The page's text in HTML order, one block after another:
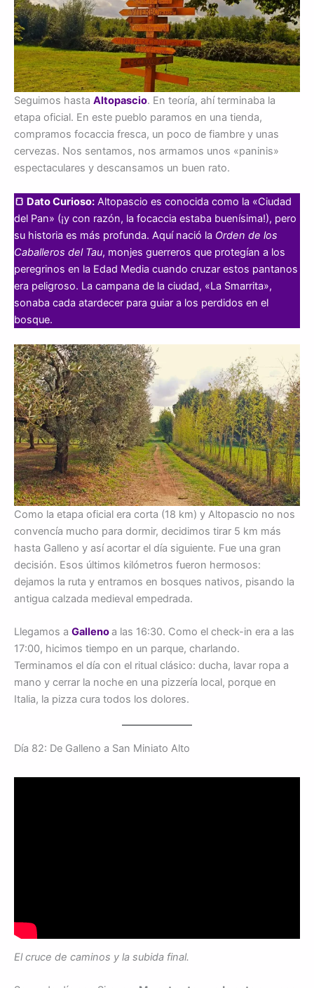
Seguimos hasta Altopascio. En teoría, ahí terminaba la
etapa oficial. En este pueblo paramos en una tienda,
compramos focaccia fresca, un poco de fiambre y unas
cervezas. Nos sentamos, nos armamos unos «paninis»
espectaculares y descansamos un buen rato.
🍞 Dato Curioso: Altopascio es conocida como la «Ciudad
del Pan» (¡y con razón, la focaccia estaba buenísima!), pero
su historia es más profunda. Aquí nació la Orden de los
Caballeros del Tau, monjes guerreros que protegían a los
peregrinos en la Edad Media cuando cruzar estos pantanos
era peligroso. La campana de la ciudad, «La Smarrita»,
sonaba cada atardecer para guiar a los perdidos en el
bosque.
Como la etapa oficial era corta (18 km) y Altopascio no nos
convencía mucho para dormir, decidimos tirar 5 km más
hasta Galleno y así acortar el día siguiente. Fue una gran
decisión. Esos últimos kilómetros fueron hermosos:
dejamos la ruta y entramos en bosques nativos, pisando la
antigua calzada medieval empedrada.
Llegamos a Gallenoa las 16:30. Como el check-in era a las
17:00, hicimos tiempo en un parque, charlando.
Terminamos el día con el ritual clásico: ducha, lavar ropa a
mano y cerrar la noche en una pizzería local, porque en
Italia, la pizza cura todos los dolores.
Día 82: De Galleno a San Miniato Alto
El cruce de caminos y la subida final.